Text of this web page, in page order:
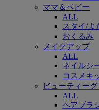
ママ＆ベビー
ALL
スタイ/よ
おくるみ
メイクアップ
ALL
ネイルシ
コスメキ
ビューティー
ALL
ヘアブラ